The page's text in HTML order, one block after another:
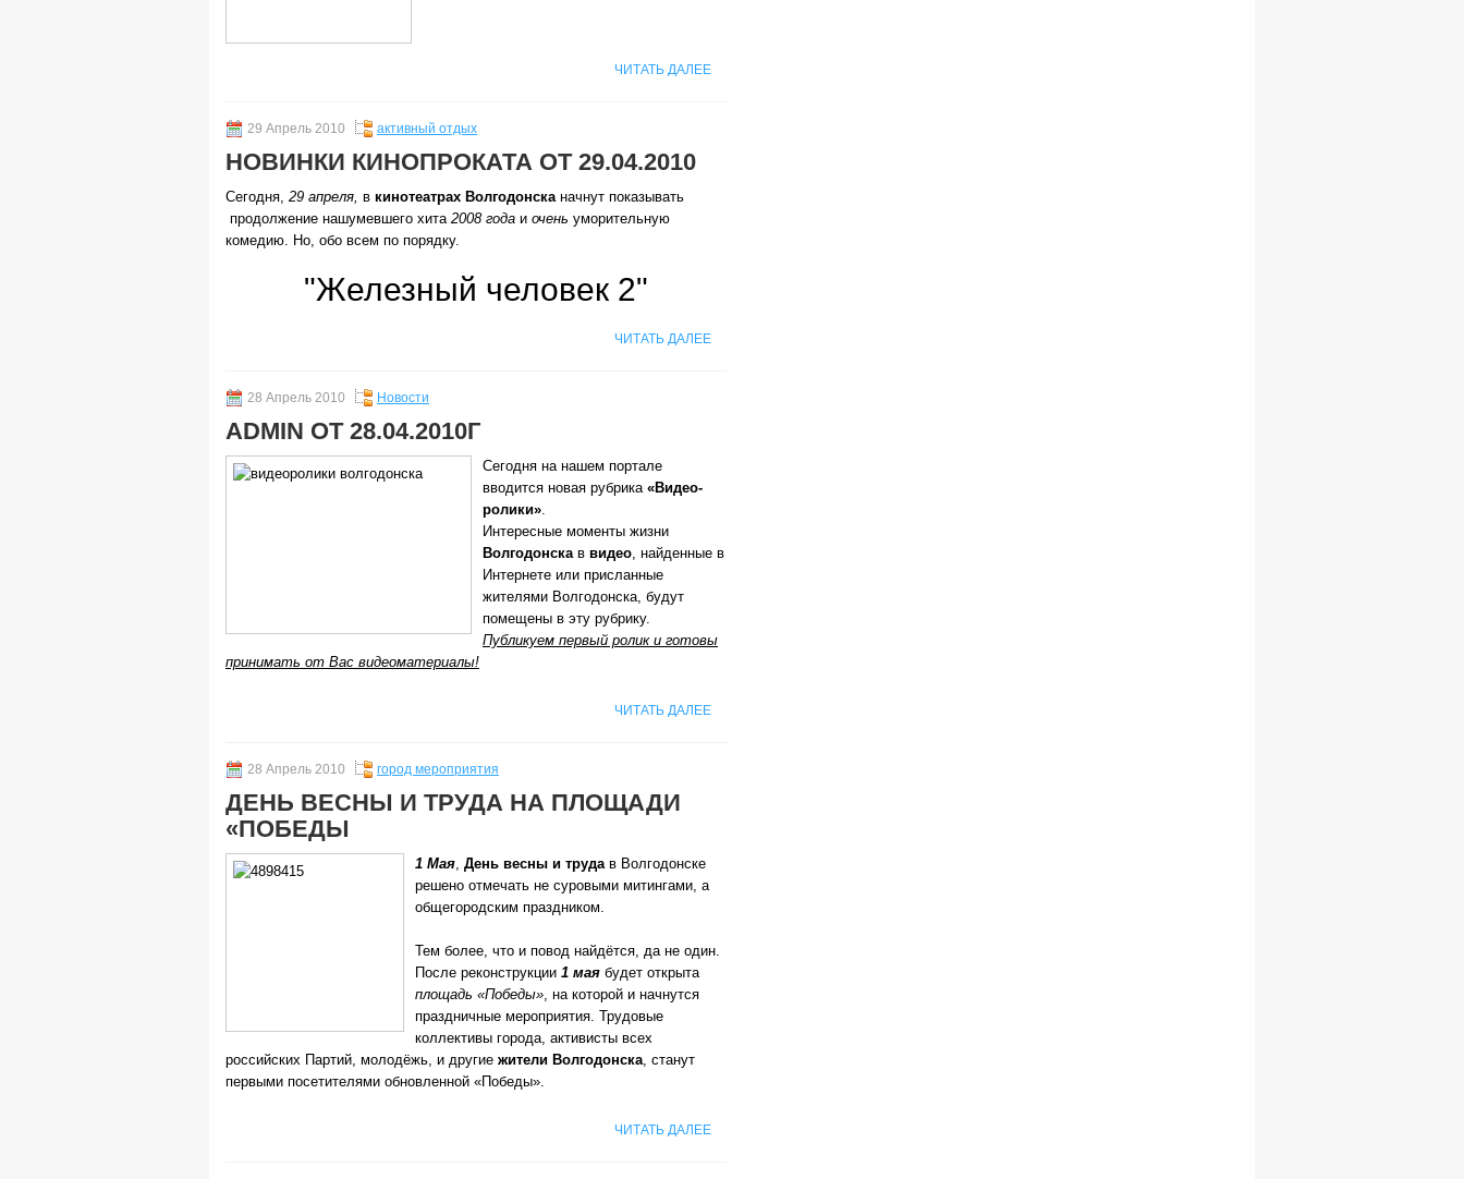
ЧИТАТЬ ДАЛЕЕ
29 Апрель 2010 активный отдых
НОВИНКИ КИНОПРОКАТА ОТ 29.04.2010
Сегодня, 29 апреля, в кинотеатрах Волгодонсканачнут показывать
продолжение нашумевшего хита 2008 года и очень уморительную
комедию. Но, обо всем по порядку.
"Железный человек 2"
ЧИТАТЬ ДАЛЕЕ
28 Апрель 2010 Новости
ADMIN ОТ 28.04.2010Г
Сегодня на нашем портале
вводится новая рубрика «Видео-
ролики».
Интересные моменты жизни
Волгодонска в видео, найденные в
Интернете или присланные
жителями Волгодонска, будут
помещены в эту рубрику.
Публикуем первый ролик и готовы
принимать от Вас видеоматериалы!
ЧИТАТЬ ДАЛЕЕ
28 Апрель 2010 город мероприятия
ДЕНЬ ВЕСНЫ И ТРУДА НА ПЛОЩАДИ
«ПОБЕДЫ
1 Мая, День весны и трудав Волгодонске
решено отмечать не суровыми митингами, а
общегородским праздником.
Тем более, что и повод найдётся, да не один.
После реконструкции 1 мая будет открыта
площадь «Победы», на которой и начнутся
праздничные мероприятия. Трудовые
коллективы города, активисты всех
российских Партий, молодёжь, и другие жители Волгодонска, станут
первыми посетителями обновленной «Победы».
ЧИТАТЬ ДАЛЕЕ